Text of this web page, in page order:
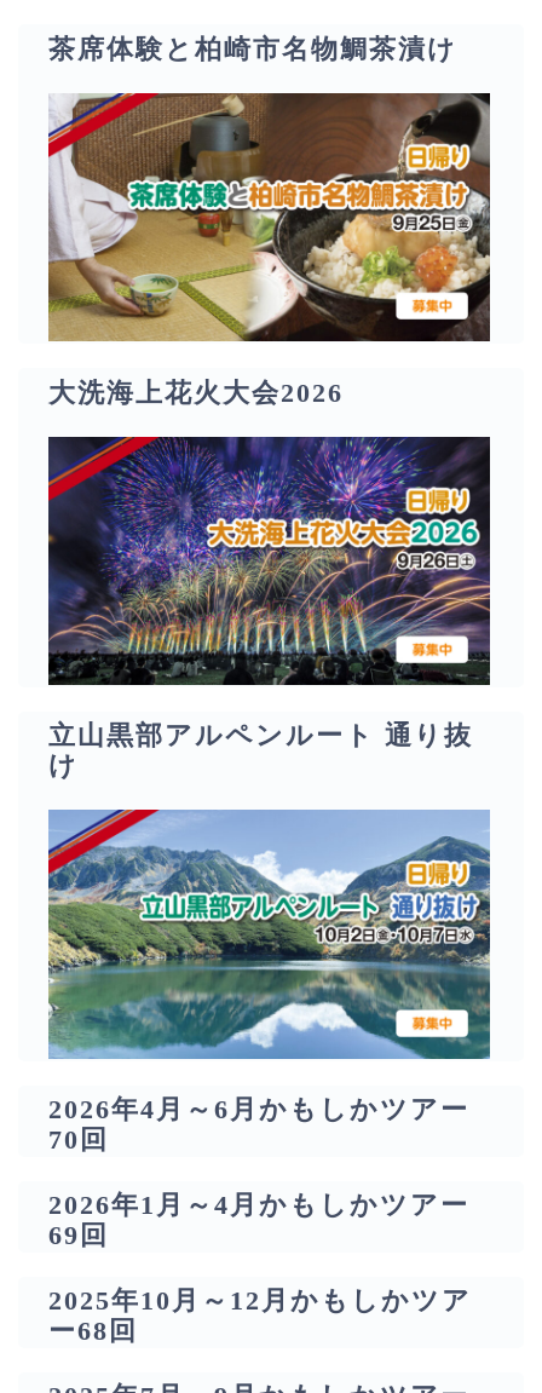
茶席体験と柏崎市名物鯛茶漬け
大洗海上花火大会2026
立山黒部アルペンルート 通り抜
け
2026年4月～6月かもしかツアー
70回
2026年1月～4月かもしかツアー
69回
2025年10月～12月かもしかツア
ー68回